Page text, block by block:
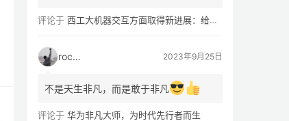
评论于 西工大机器交互方面取得新进展：给无人机“装上大脑、建立群聊”
rocky 2023年9月25日
不是天生非凡，而是敢于非凡
评论于 华为非凡大师，为时代先行者而生